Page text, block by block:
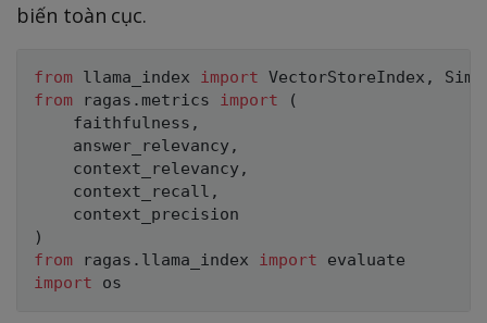
biến toàn cục.
from llama_index import VectorStoreIndex ,
from ragas . metrics import
(
    faithfulness
,
    answer_relevancy
,
    context_relevancy
,
    context_recall
,
)
from ragas . llama_index import
import